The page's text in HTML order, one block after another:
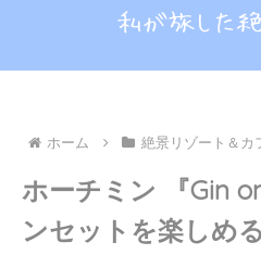
ホーム 絶景リゾート＆カ
ホーチミン 『Gin
ンセットを楽しめ